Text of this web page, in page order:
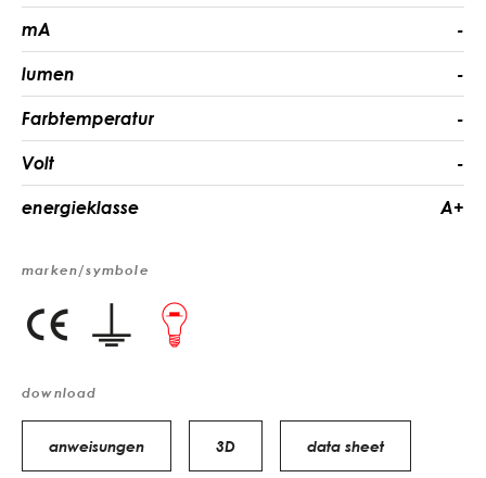
mA -
lumen -
Farbtemperatur -
Volt -
energieklasse A+
marken/symbole
download
anweisungen 3D data sheet